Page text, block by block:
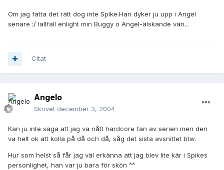
Om jag fatta det rätt dog inte Spike.Han dyker ju upp i Angel
senare :/ Iallfall enlight min Buggy o Angel-älskande vän...
Citat
Angelo
Skrivet december 3, 2004
Kan ju inte säga att jag va nått hardcore fan av serien men den
va helt ok att kolla på då och då, såg det sista avsnittet btw.
Hur som helst så får jag väl erkänna att jag blev lite kär i Spikes
personlighet, han var ju bara för skön ^^